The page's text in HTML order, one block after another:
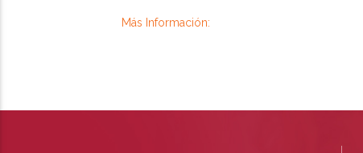
Más Información: